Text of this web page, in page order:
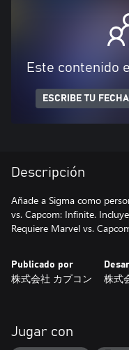
Este contenido
ESCRIBE TU
Descripción
Añade a Sigma como
vs. Capcom: Infinite.
Requiere Marvel vs.
Publicado por
株式会社 カプコン 株式
Jugar con